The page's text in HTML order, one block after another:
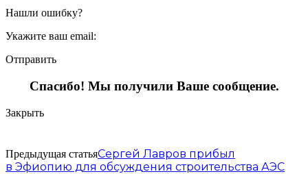
Нашли ошибку?
Укажите ваш email:
Отправить
Спасибо! Мы получили Ваше сообщение.
Закрыть
Предыдущая статьяСергей Лавров прибыл
в Эфиопию для обсуждения строительства АЭС